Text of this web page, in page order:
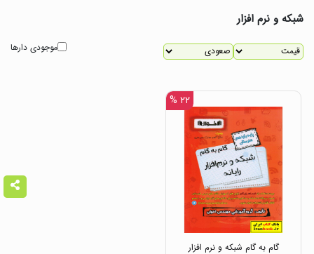
شبکه و نرم افزار
موجودی دارها
۲۲ %
گام به گام شبکه و نرم افزار